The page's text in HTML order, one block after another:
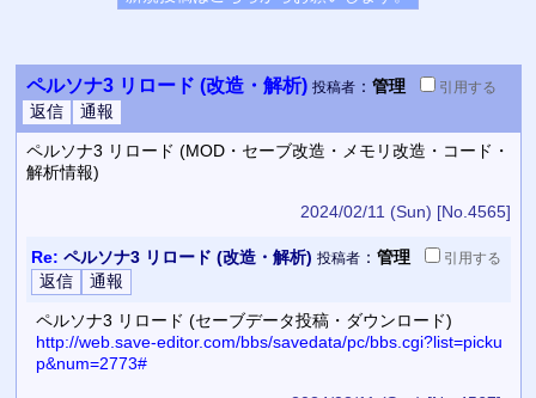
ペルソナ3 リロード (改造・解析) 投稿者： 管理 引用する
ペルソナ3 リロード (MOD・セーブ改造・メモリ改造・コード・
解析情報)
2024/02/11 (Sun) [No.4565]
Re: ペルソナ3 リロード (改造・解析) 投稿者： 管理 引用する
ペルソナ3 リロード (セーブデータ投稿・ダウンロード)
http://web.save-editor.com/bbs/savedata/pc/bbs.cgi?list=picku
p&num=2773#